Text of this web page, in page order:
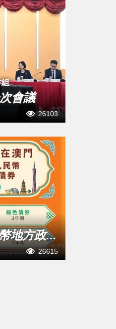
組
會議
26103
地方政...
26615